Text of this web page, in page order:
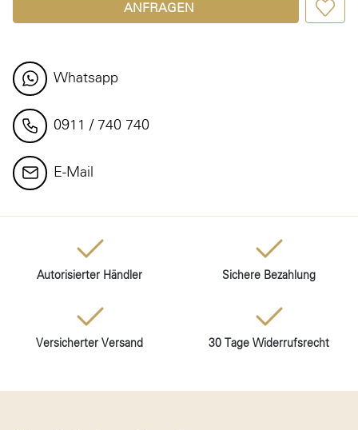
ANFRAGEN
Whatsapp
0911 / 740 740
E-Mail
Autorisierter Händler Sichere Bezahlung
Versicherter Versand 30 Tage Widerrufsrecht